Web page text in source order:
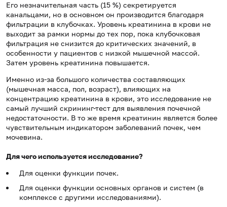
Его незначительная часть (15 %) секретируется
канальцами, но в основном он производится благодаря
фильтрации в клубочках. Уровень креатинина в крови не
выходит за рамки нормы до тех пор, пока клубочковая
фильтрация не снизится до критических значений, в
особенности у пациентов с низкой мышечной массой.
Затем уровень креатинина повышается.
Именно из-за большого количества составляющих
(мышечная масса, пол, возраст), влияющих на
концентрацию креатинина в крови, это исследование не
самый лучший скрининг-тест для выявления почечной
недостаточности. В то же время креатинин является более
чувствительным индикатором заболеваний почек, чем
мочевина.
Для чего используется исследование?
Для оценки функции почек.
Для оценки функции основных органов и систем (в
комплексе с другими исследованиями).